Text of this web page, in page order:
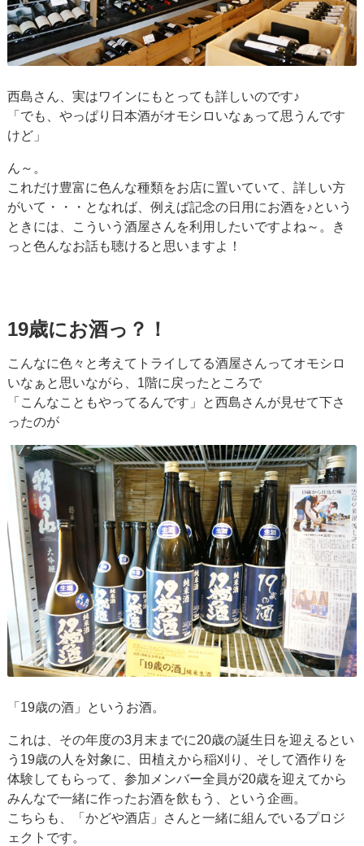
西島さん、実はワインにもとっても詳しいのです♪
「でも、やっぱり日本酒がオモシロいなぁって思うんです
けど」
ん～。
これだけ豊富に色んな種類をお店に置いていて、詳しい方
がいて・・・となれば、例えば記念の日用にお酒を♪という
ときには、こういう酒屋さんを利用したいですよね～。き
っと色んなお話も聴けると思いますよ！
19歳にお酒っ？！
こんなに色々と考えてトライしてる酒屋さんってオモシロ
いなぁと思いながら、1階に戻ったところで
「こんなこともやってるんです」と西島さんが見せて下さ
ったのが
「19歳の酒」というお酒。
これは、その年度の3月末までに20歳の誕生日を迎えるとい
う19歳の人を対象に、田植えから稲刈り、そして酒作りを
体験してもらって、参加メンバー全員が20歳を迎えてから
みんなで一緒に作ったお酒を飲もう、という企画。
こちらも、「かどや酒店」さんと一緒に組んでいるプロジ
ェクトです。